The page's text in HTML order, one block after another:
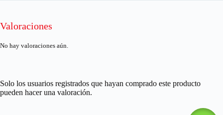
Valoraciones
No hay valoraciones aún.
Solo los usuarios registrados que hayan comprado este producto
pueden hacer una valoración.